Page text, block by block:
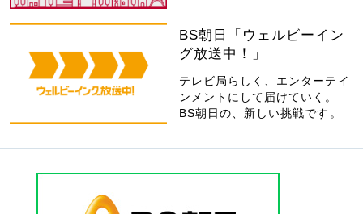
BS朝日「ウェルビーイン
グ放送中！」
テレビ局らしく、エンターテイ
ンメントにして届けていく。
BS朝日の、新しい挑戦です。